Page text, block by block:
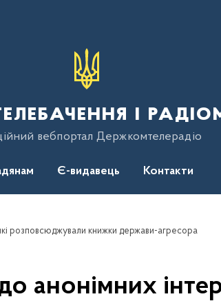
і
вебпортал Держкомтелерадіо
Є-видавець Контакти
розповсюджували книжки держави-агресора
анонімних